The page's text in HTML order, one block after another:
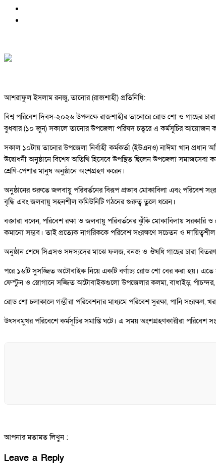
আশরাফুল ইসলাম রনজু, তানোর (রাজশাহী) প্রতিনিধি:
বিশ্ব পরিবেশ দিবস-২০২৬ উপলক্ষে রাজশাহীর তানোরে রোড শো ও গাছের
বুধবার (১০ জুন) সকালে তানোর উপজেলা পরিষদ চত্বরে এ কর্মসূচির আয়োজন
সকাল ১০টায় তানোর উপজেলা নির্বাহী কর্মকর্তা (ইউএনও) নাঈমা খান প্রধান
উদ্বোধনী অনুষ্ঠানে বিশেষ অতিথি হিসেবে উপস্থিত ছিলেন উপজেলা
শ্রেণি-পেশার মানুষ অনুষ্ঠানে অংশগ্রহণ করেন।
অনুষ্ঠানের শুরুতে জলবায়ু পরিবর্তনের বিরূপ প্রভাব মোকাবিলা এবং পরিবেশ
বৃদ্ধি এবং জলবায়ু সহনশীল কমিউনিটি গঠনের গুরুত্ব তুলে ধরেন।
বক্তারা বলেন, পরিবেশ রক্ষা ও জলবায়ু পরিবর্তনের ঝুঁকি মোকাবিলায় সরকারি
কমানো সম্ভব। তাই প্রত্যেক নাগরিককে পরিবেশ সংরক্ষণে সচেতন ও
অনুষ্ঠান শেষে সিএসও সদস্যদের মাঝে ফলজ, বনজ ও ঔষধি গাছের চারা
পরে ১৬টি সুসজ্জিত অটোবাইক নিয়ে একটি বর্ণাঢ্য রোড শো বের করা হয়।
ফেস্টুন ও স্লোগানে সজ্জিত অটোবাইকগুলো উপজেলার কলমা, বাধাইড়,
রোড শো চলাকালে গম্ভীরা পরিবেশনার মাধ্যমে পরিবেশ সুরক্ষা, পানি সংরক্ষণ,
উৎসবমুখর পরিবেশে কর্মসূচির সমাপ্তি ঘটে। এ সময় অংশগ্রহণকারীরা পরিবেশ
আপনার মতামত লিখুন :
Leave a Reply